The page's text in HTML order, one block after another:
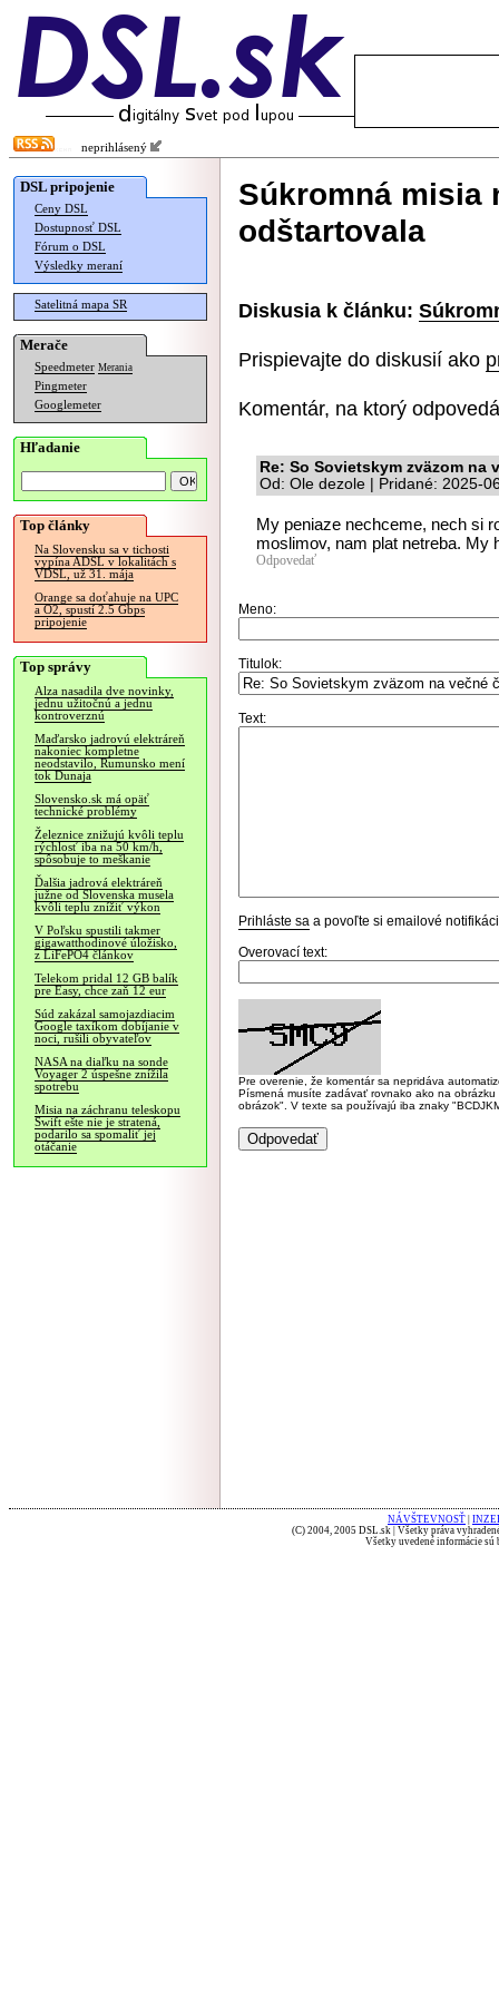
neprihlásený
DSL pripojenie
Ceny DSL
Dostupnosť DSL
Fórum o DSL
Výsledky meraní
Satelitná mapa SR
Merače
Speedmeter Merania
Pingmeter
Googlemeter
Hľadanie
Top články
Na Slovensku sa v tichosti
vypína ADSL v lokalitách s
VDSL, už 31. mája
Orange sa doťahuje na UPC
a O2, spustí 2.5 Gbps
pripojenie
Top správy
Alza nasadila dve novinky,
jednu užitočnú a jednu
kontroverznú
Maďarsko jadrovú elektráreň
nakoniec kompletne
neodstavilo, Rumunsko mení
tok Dunaja
Slovensko.sk má opäť
technické problémy
Železnice znižujú kvôli teplu
rýchlosť iba na 50 km/h,
spôsobuje to meškanie
Ďalšia jadrová elektráreň
južne od Slovenska musela
kvôli teplu znížiť výkon
V Poľsku spustili takmer
gigawatthodinové úložisko,
z LiFePO4 článkov
Telekom pridal 12 GB balík
pre Easy, chce zaň 12 eur
Súd zakázal samojazdiacim
Google taxíkom dobíjanie v
noci, rušili obyvateľov
NASA na diaľku na sonde
Voyager 2 úspešne znížila
spotrebu
Misia na záchranu teleskopu
Swift ešte nie je stratená,
podarilo sa spomaliť jej
otáčanie
Súkromná misia
odštartovala
Diskusia k článku:
Prispievajte do diskusií ako
Komentár, na ktorý
Re: So Sovietskym zväzom na
Od: Ole dezole | Pridané: 2025-
My peniaze nechceme, nech si
moslimov, nam plat netreba. My
Odpovedať
Meno:
Titulok:
Text:
Prihláste sa a povoľte si emailové
Overovací text:
Pre overenie, že komentár sa nepridáva
Písmená musíte zadávať rovnako ako na
obrázok". V texte sa používajú iba znaky
NÁVŠTEVNOSŤ
(C) 2004, 2005 DSL.sk | Všetky práva
Všetky uvedené informácie sú